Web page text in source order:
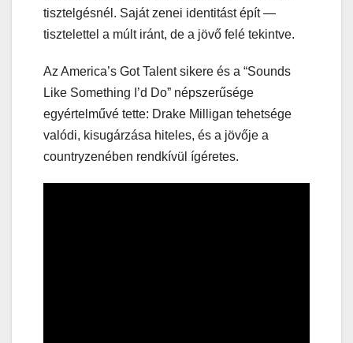
tisztelgésnél. Saját zenei identitást épít —
tisztelettel a múlt iránt, de a jövő felé tekintve.
Az America’s Got Talent sikere és a “Sounds
Like Something I’d Do” népszerűsége
egyértelművé tette: Drake Milligan tehetsége
valódi, kisugárzása hiteles, és a jövője a
countryzenében rendkívül ígéretes.